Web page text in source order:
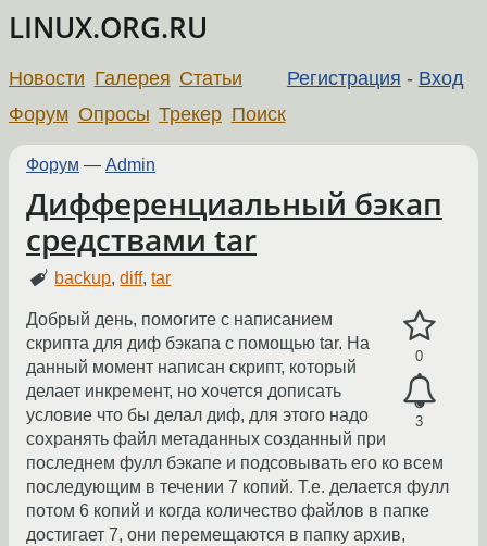
LINUX.ORG.RU
Регистрация - Вход
Новости Галерея Статьи
Форум Опросы Трекер Поиск
Форум — Admin
Дифференциальный бэкап
средствами tar
backup,diff,tar
0
3
Добрый день, помогите с написанием
скрипта для диф бэкапа с помощью tar. На
данный момент написан скрипт, который
делает инкремент, но хочется дописать
условие что бы делал диф, для этого надо
сохранять файл метаданных созданный при
последнем фулл бэкапе и подсовывать его ко всем
последующим в течении 7 копий. Т.е. делается фулл
потом 6 копий и когда количество файлов в папке
достигает 7, они перемещаются в папку архив,